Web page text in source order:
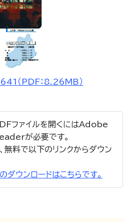
（PDF：8.26MB）
ファイルを開くにはAdobe
が必要です。
料で以下のリンクからダウン
ウンロードはこちらです。